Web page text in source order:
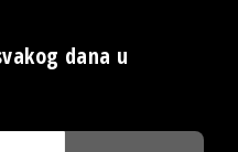
dana u